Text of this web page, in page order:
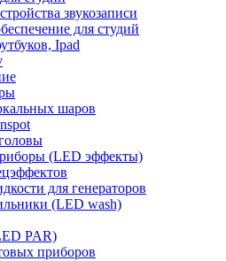
звукозаписи
для студий
Ipad
шаров
(LED эффекты)
для генераторов
(LED wash)
PAR)
приборов